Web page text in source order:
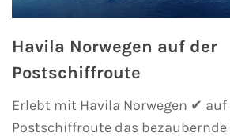
Havila Norwegen auf der
Postschiffroute
Erlebt mit Havila Norwegen ✔
Postschiffroute das bezaubernde